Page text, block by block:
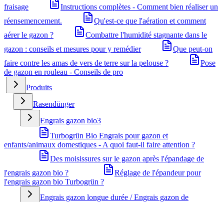
fraisage
Instructions complètes - Comment bien réaliser un
réensemencement.
Qu'est-ce que l'aération et comment
aérer le gazon ?
Combattre l'humidité stagnante dans le
gazon : conseils et mesures pour y remédier
Que peut-on
faire contre les amas de vers de terre sur la pelouse ?
Pose
de gazon en rouleau - Conseils de pro
Produits
Rasendünger
Engrais gazon bio3
Turbogrün Bio Engrais pour gazon et
enfants/animaux domestiques - A quoi faut-il faire attention ?
Des moisissures sur le gazon après l'épandage de
l'engrais gazon bio ?
Réglage de l'épandeur pour
l'engrais gazon bio Turbogrün ?
Engrais gazon longue durée / Engrais gazon de